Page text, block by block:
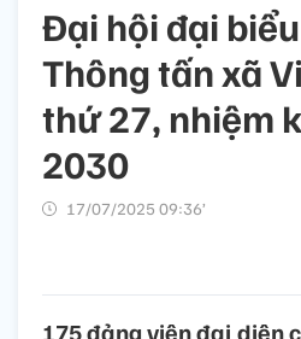
Đại hội đại
Thông tấn xã
thứ 27, nhiệm
2030
17/07/2025 09:36’
175 đảng viên đại diện